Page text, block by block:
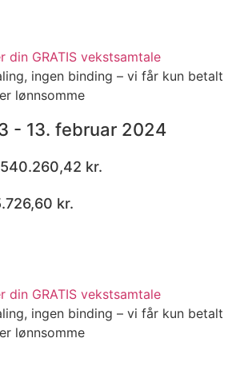
din GRATIS vekstsamtale
ingen binding – vi får kun betalt
lønnsomme
- 13. februar 2024
kr.
kr.
din GRATIS vekstsamtale
ingen binding – vi får kun betalt
lønnsomme